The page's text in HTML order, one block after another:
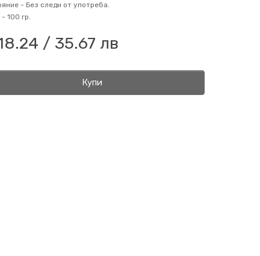
- Без следи от употреба.
- 100 гр.
/ 35.67 лв
Купи